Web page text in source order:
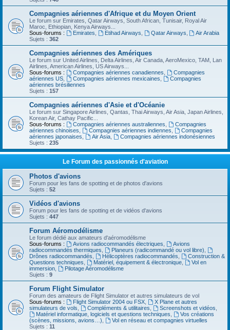
Compagnies aériennes d'Afrique et du Moyen Orient
Le forum sur Emirates, Qatar Airways, South African, Tunisair, Royal Air
Maroc, Ethiopian, Kenya Airways...
Sous-forums :
Emirates Etihad Airways Qatar Airways
Air Arabia
Sujets : 362
Compagnies aériennes des Amériques
Le forum sur United Airlines, Delta Airlines, Air Canada, AeroMexico, TAM, Lan
Airlines, American Airlines, US Airways...
Sous-forums :
Compagnies aériennes canadiennes
Compagnies
aériennes US
Compagnies aériennes mexicaines
Compagnies
aériennes brésiliennes
Sujets : 157
Compagnies aériennes d'Asie et d'Océanie
Le forum sur Singapore Airlines, Qantas, Thai Airways, Air Asia, Japan Airlines,
Korean Air, Cathay Pacific...
Sous-forums :
Compagnies aériennes australiennes
Compagnies
aériennes chinoises
Compagnies aériennes indiennes
Compagnies
aériennes japonaises
Air Asia,
Compagnies aériennes indonésiennes
Sujets : 235
Le Forum des passionnés d'aviation
Photos d'avions
Forum pour les fans de spotting et de photos d'avions
Sujets : 52
Vidéos d'avions
Forum pour les fans de spotting et de vidéos d'avions
Sujets : 447
Forum Aéromodélisme
Le forum dédié aux amateurs d'aéromodélisme
Sous-forums :
Avions radiocommandés électriques
Avions
radiocommandés thermiques
Planeurs (radicommandé ou vol libre)
Drônes radiocommandés
Hélicoptères radiocommandés
Construction &
Questions techniques
Matériel, équipement & électronique,
Vol en
immersion
Pilotage Aéromodélisme
Sujets : 9
Forum Flight Simulator
Forum des amateurs de Flight Simulator et autres simulateurs de vol
Sous-forums :
Flight Simulator 2004 ou FSX,
X Plane et autres
simulateurs de vols
Compléments & utilitaires Screenshots et vidéos
Matériel informatique, logiciels et questions techniques
Vos créations
(scènes, missions, avions…)
Vol en réseau et compagnies virtuelles
Sujets : 11